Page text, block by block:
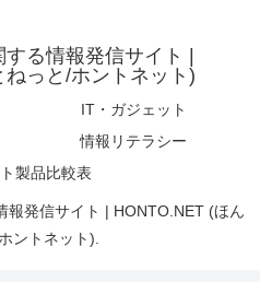
る情報発信サイト |
っと/ホントネット)
IT・ガジェット
情報リテラシー
製品比較表
発信サイト | HONTO.NET (ほん
ントネット).